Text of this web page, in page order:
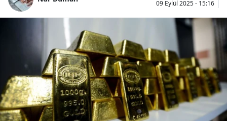
09 Eylül 2025 - 15:16